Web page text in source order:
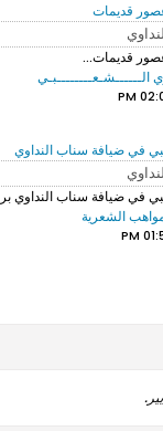
قديمات
قديمات...
الــــــشـعــــــــبـي
في ضيافة سناب النداوي
في ضيافة سناب النداوي
الشعرية